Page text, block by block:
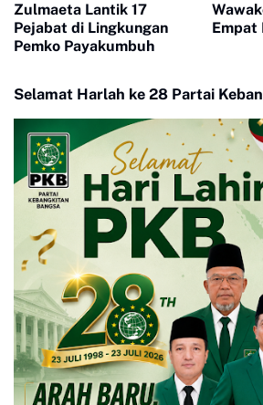
Zulmaeta Lantik 17
Pejabat di Lingkungan
Pemko Payakumbuh
Empat
Selamat Harlah ke 28 Partai